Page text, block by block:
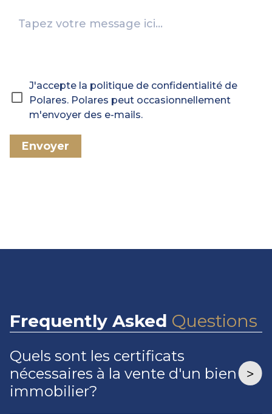
J'accepte la politique de confidentialité de
Polares. Polares peut occasionnellement
m'envoyer des e-mails.
Envoyer
Frequently Asked Questions
Quels sont les certificats
nécessaires à la vente d'un bien
immobilier?